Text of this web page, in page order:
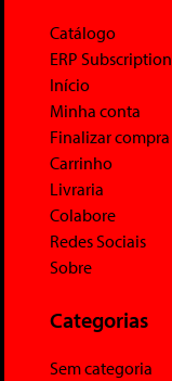
Catálogo
ERP Subscription
Início
Minha conta
Finalizar compra
Carrinho
Livraria
Colabore
Redes Sociais
Sobre
Categorias
Sem categoria